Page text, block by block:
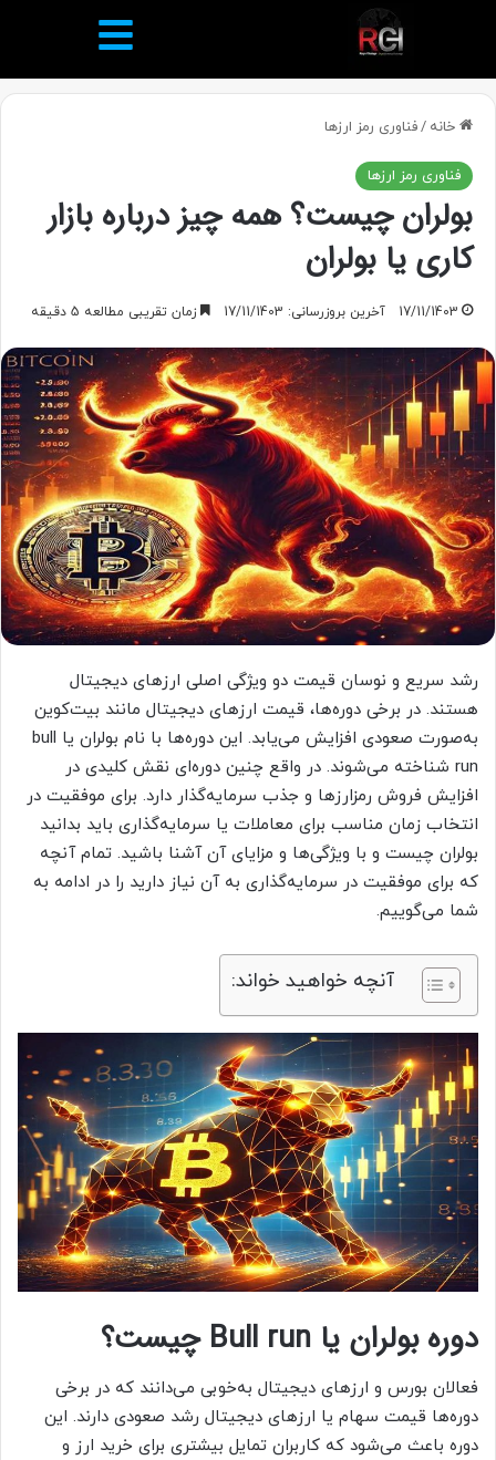
خانه /فناوری رمز ارزها
فناوری رمز ارزها
بولران چیست؟ همه چیز درباره بازار
کاری یا بولران
17/11/1403 آخرین بروزرسانی: 17/11/1403 زمان تقریبی مطالعه 5 دقیقه
رشد سریع و نوسان قیمت دو ویژگی اصلی ارزهای دیجیتال
هستند. در برخی دوره‌ها، قیمت ارزهای دیجیتال مانند بیت‌کوین
به‌صورت صعودی افزایش می‌یابد. این دوره‌ها با نام بولران یا bull
run شناخته می‌شوند. در واقع چنین دوره‌ای نقش کلیدی در
افزایش فروش رمزارزها و جذب سرمایه‌گذار دارد. برای موفقیت در
انتخاب زمان مناسب برای معاملات یا سرمایه‌گذاری باید بدانید
بولران چیست و با ویژگی‌ها و مزایای آن آشنا باشید. تمام آنچه
که برای موفقیت در سرمایه‌گذاری به آن نیاز دارید را در ادامه به
شما می‌گوییم.
آنچه خواهید خواند:
دوره بولران یا Bull run چیست؟
فعالان بورس و ارزهای دیجیتال به‌خوبی می‌دانند که در برخی
دوره‌ها قیمت سهام یا ارزهای دیجیتال‌ رشد صعودی دارند. این
دوره باعث می‌شود که کاربران تمایل بیشتری برای خرید ارز و